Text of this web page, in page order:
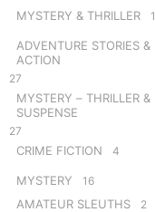
MYSTERY & THRILLER 1
ADVENTURE STORIES &
ACTION
27
MYSTERY – THRILLER &
SUSPENSE
27
CRIME FICTION 4
MYSTERY 16
AMATEUR SLEUTHS 2